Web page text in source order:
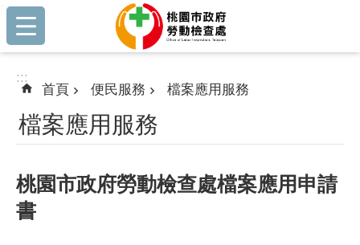
跳到主要內容區塊
:::
:::
首頁 便民服務 檔案應用服務
檔案應用服務
桃園市政府勞動檢查處檔案應用申請
書